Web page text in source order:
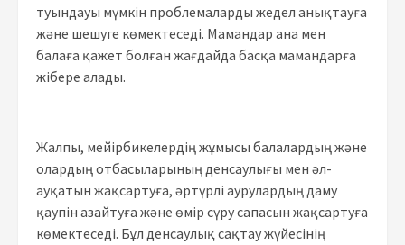
туындауы мүмкін проблемаларды жедел анықтауға
және шешуге көмектеседі. Мамандар ана мен
балаға қажет болған жағдайда басқа мамандарға
жібере алады.
Жалпы, мейірбикелердің жұмысы балалардың және
олардың отбасыларының денсаулығы мен әл-
ауқатын жақсартуға, әртүрлі аурулардың даму
қаупін азайтуға және өмір сүру сапасын жақсартуға
көмектеседі. Бұл денсаулық сақтау жүйесінің